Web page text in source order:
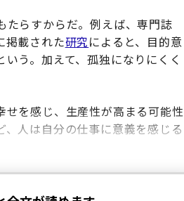
たらすからだ。例えば、専門誌
掲載された研究によると、目的意
う。加えて、孤独になりにくく
せを感じ、生産性が高まる可能性
人は自分の仕事に意義を感じる